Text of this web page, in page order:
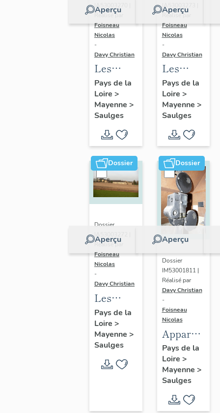
Aperçu
IA53003270 |
Réalisé par
Foisneau
Nicolas
-
Davy Christian
Les
châteaux,
manoirs
et
mottes
de la
commune
de
Saulges
Pays de la
Loire >
Mayenne >
Saulges
Aperçu
IA53003273 |
Réalisé par
Foisneau
Nicolas
-
Davy Christian
Les
maisons
de la
commune
Saulges
Pays de la
Loire >
Mayenne >
Saulges
Dossier
Aperçu
Dossier
IA53003272 |
Réalisé par
Foisneau
Nicolas
-
Davy Christian
Les
écarts de
la
commune
Saulges
Pays de la
Loire >
Mayenne >
Saulges
Dossier
Aperçu
Dossier
IM53001811 |
Réalisé par
Davy Christian
-
Foisneau
Nicolas
Appareil
de
projection
n° 2 -
salle de
spectacle
Pays de la
Loire >
Mayenne >
Saulges